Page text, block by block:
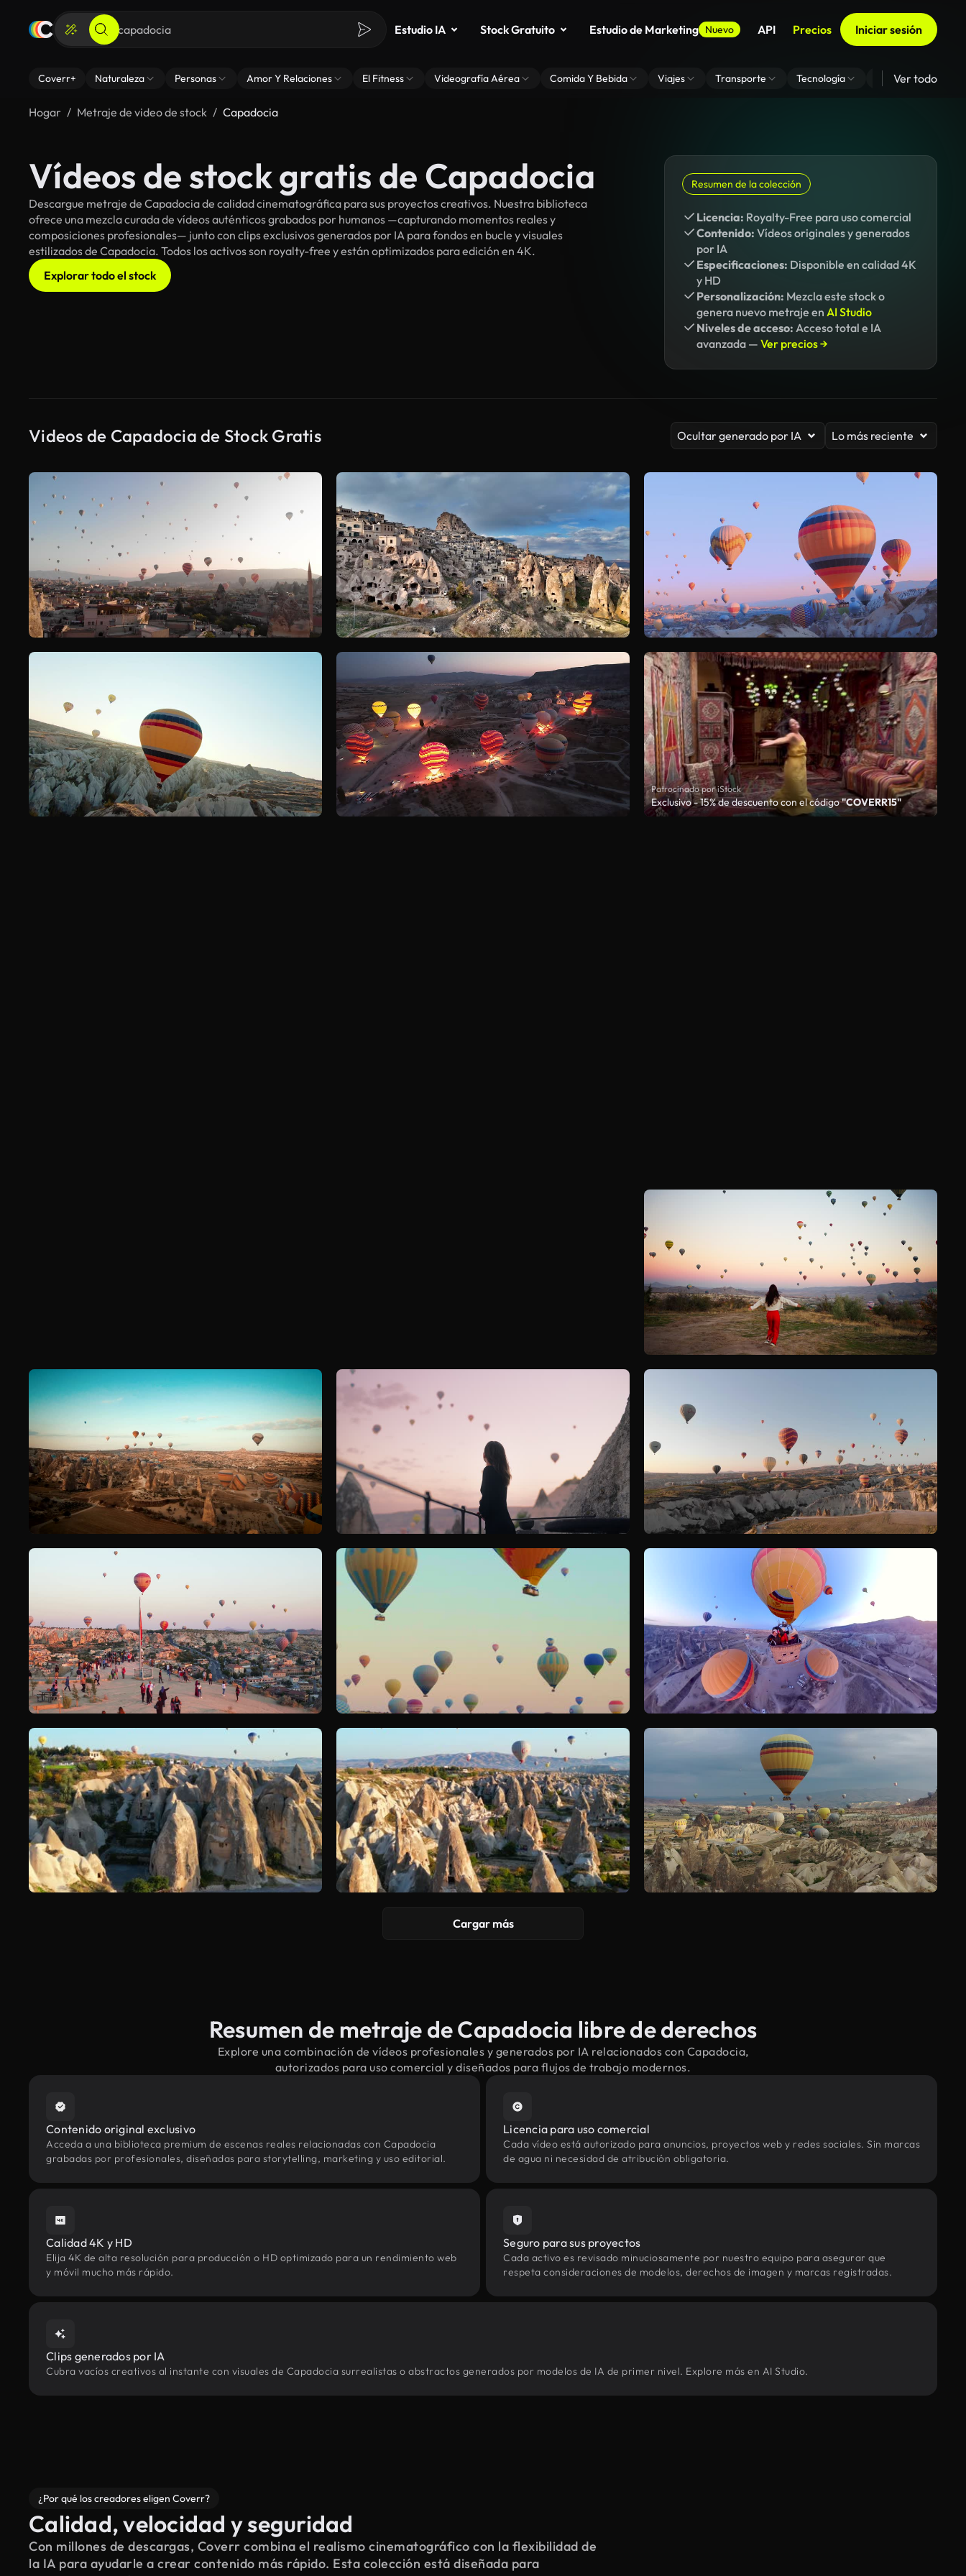
Estudio IA Stock Gratuito Estudio de Marketing Nuevo API Precios Iniciar sesión
Coverr+ Naturaleza Personas Amor Y Relaciones El Fitness Videografía Aérea Comida Y Bebida Viajes Transporte Tecnología Zoom De Fondo
Ver todo
Hogar Metraje de video de stock Capadocia
Vídeos de stock gratis de Capadocia
Descargue metraje de Capadocia de calidad cinematográfica para sus proyectos creativos. Nuestra biblioteca
ofrece una mezcla curada de vídeos auténticos grabados por humanos —capturando momentos reales y
composiciones profesionales— junto con clips exclusivos generados por IA para fondos en bucle y visuales
estilizados de Capadocia. Todos los activos son royalty-free y están optimizados para edición en 4K.
Explorar todo el stock
Resumen de la colección
Licencia: Royalty-Free para uso comercial
Contenido: Vídeos originales y generados
por IA
Especificaciones: Disponible en calidad 4K
y HD
Personalización: Mezcla este stock o
genera nuevo metraje en AI Studio
Niveles de acceso: Acceso total e IA
avanzada — Ver precios →
Videos de Capadocia de Stock Gratis Ocultar generado por IA Lo más reciente
Patrocinado por iStock
Exclusivo - 15% de descuento con el código"COVERR15"
Cargar más
Resumen de metraje de Capadocia libre de derechos
Explore una combinación de vídeos profesionales y generados por IA relacionados con Capadocia,
autorizados para uso comercial y diseñados para flujos de trabajo modernos.
Contenido original exclusivo
Acceda a una biblioteca premium de escenas reales relacionadas con Capadocia
grabadas por profesionales, diseñadas para storytelling, marketing y uso editorial.
Licencia para uso comercial
Cada vídeo está autorizado para anuncios, proyectos web y redes sociales. Sin marcas
de agua ni necesidad de atribución obligatoria.
Calidad 4K y HD
Elija 4K de alta resolución para producción o HD optimizado para un rendimiento web
y móvil mucho más rápido.
Seguro para sus proyectos
Cada activo es revisado minuciosamente por nuestro equipo para asegurar que
respeta consideraciones de modelos, derechos de imagen y marcas registradas.
Clips generados por IA
Cubra vacíos creativos al instante con visuales de Capadocia surrealistas o abstractos generados por modelos de IA de primer nivel. Explore más en AI Studio.
¿Por qué los creadores eligen Coverr?
Calidad, velocidad y seguridad
Con millones de descargas, Coverr combina el realismo cinematográfico con la flexibilidad de
la IA para ayudarle a crear contenido más rápido. Esta colección está diseñada para